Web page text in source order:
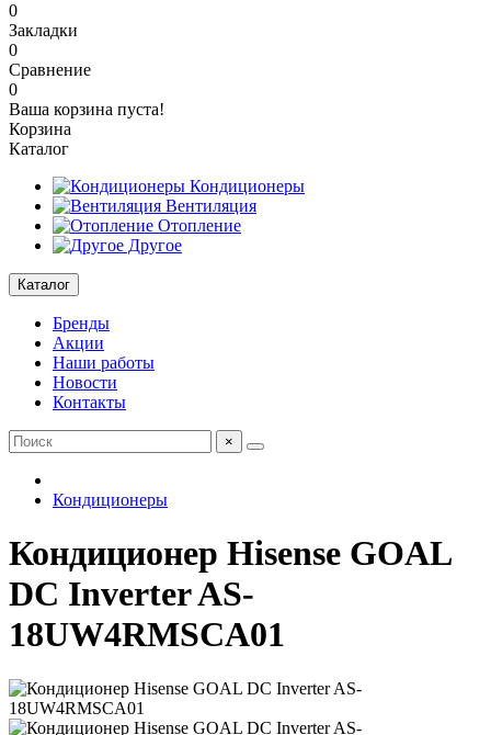
0
Закладки
0
Сравнение
0
Ваша корзина пуста!
Корзина
Каталог
Кондиционеры
Вентиляция
Отопление
Другое
Каталог
Бренды
Акции
Наши работы
Новости
Контакты
×
Кондиционеры
Кондиционер Hisense GOAL
DC Inverter AS-
18UW4RMSCA01